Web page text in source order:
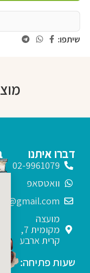
שיתפו:
דברו איתנו
02-9961079
וואטסאפ
מועצה
מקומית 7,
קרית ארבע
שעות פתיחה: